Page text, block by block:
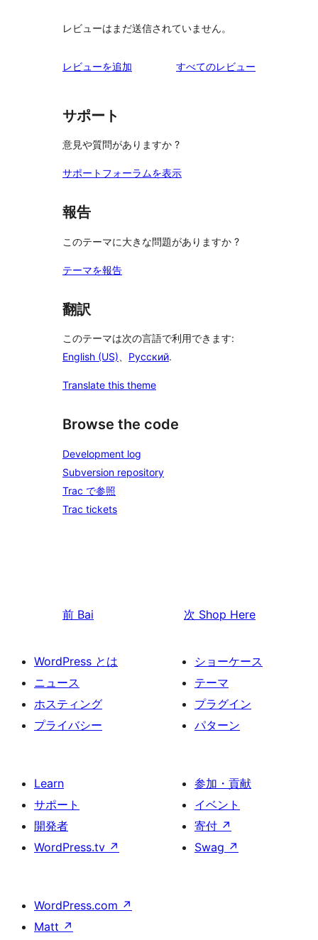
レビューはまだ送信されていません。
レビューを追加 すべてのレビュー
サポート
意見や質問がありますか ?
サポートフォーラムを表示
報告
このテーマに大きな問題がありますか ?
テーマを報告
翻訳
このテーマは次の言語で利用できます:
English (US)、 Русский.
Translate this theme
Browse the code
Development log
Subversion repository
Trac で参照
Trac tickets
前 Bai 次 Shop Here
WordPress とは
ニュース
ホスティング
プライバシー
ショーケース
テーマ
プラグイン
パターン
Learn
サポート
開発者
WordPress.tv ↗
参加・貢献
イベント
寄付 ↗
Swag ↗
WordPress.com ↗
Matt ↗